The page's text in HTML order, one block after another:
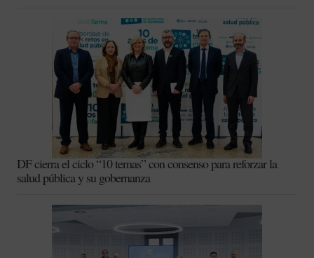
DF cierra el ciclo “10 temas” con consenso para reforzar la
salud pública y su gobernanza